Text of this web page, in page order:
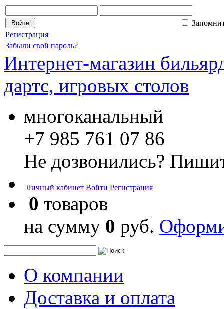
Регистрация
Забыли свой пароль?
Интернет-магазин
дартс, игровых столов
многоканальный
+7 985 761 07 86
Не дозвонились?
Личный кабинет Войти Регистрация
0 товаров
на сумму 0 руб.
О компании
Доставка и оплата